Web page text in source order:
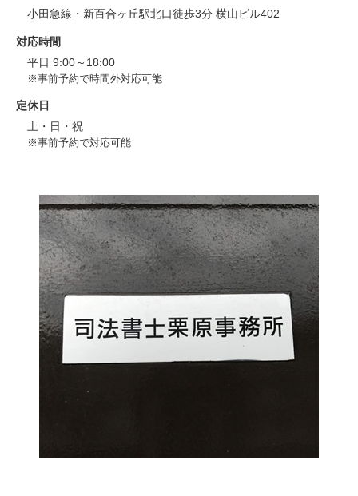
小田急線・新百合ヶ丘駅北口徒歩3分 横山ビル402
対応時間
平日 9:00～18:00
※事前予約で時間外対応可能
定休日
土・日・祝
※事前予約で対応可能